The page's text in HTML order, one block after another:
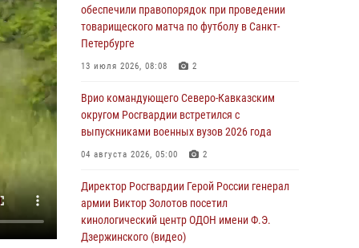
В Нижнем Новгороде состоялось
Всероссийское совещание-семинар по
вопросам развития вневедомственной
охраны Росгвардии (видео)
В Брянске сотрудники и военнослужащие
Росгвардии почтили память Героя России
В кинологическом центре Уральского округа
Росгвардии почтили память товарищей,
погибших при исполнении воинского долга
обеспечили правопорядок при проведении
товарищеского матча по футболу в Санкт-
Петербурге
13 июля 2026, 08:08 2
Врио командующего Северо-Кавказским
округом Росгвардии встретился с
выпускниками военных вузов 2026 года
04 августа 2026, 05:00 2
Директор Росгвардии Герой России генерал
армии Виктор Золотов посетил
кинологический центр ОДОН имени Ф.Э.
Дзержинского (видео)